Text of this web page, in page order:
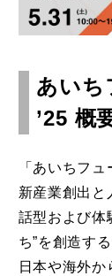
あいち
’25 概
「あいちフ
新産業創出と
話型および体
ち”を創造す
日本や海外か